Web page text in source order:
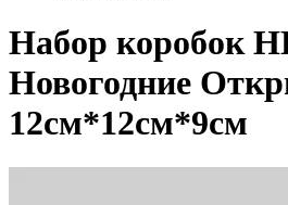
Набор коробок
Новогодние
12см*12см*9см